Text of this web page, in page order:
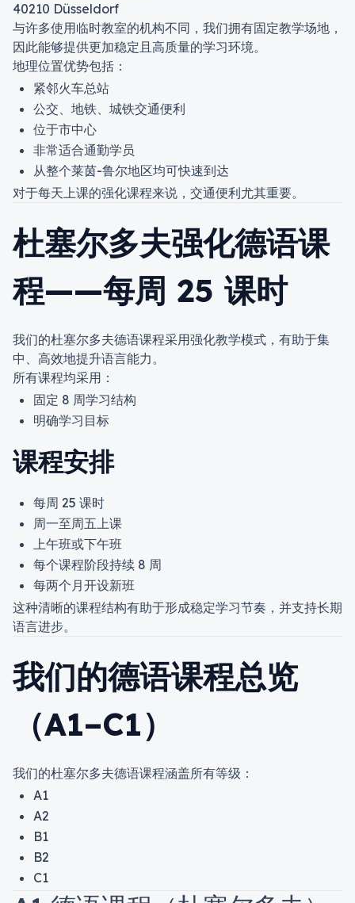
40210 Düsseldorf
与许多使用临时教室的机构不同，我们拥有固定教学场地，
因此能够提供更加稳定且高质量的学习环境。
地理位置优势包括：
紧邻火车总站
公交、地铁、城铁交通便利
位于市中心
非常适合通勤学员
从整个莱茵-鲁尔地区均可快速到达
对于每天上课的强化课程来说，交通便利尤其重要。
杜塞尔多夫强化德语课
程——每周 25 课时
我们的杜塞尔多夫德语课程采用强化教学模式，有助于集
中、高效地提升语言能力。
所有课程均采用：
固定 8 周学习结构
明确学习目标
课程安排
每周 25 课时
周一至周五上课
上午班或下午班
每个课程阶段持续 8 周
每两个月开设新班
这种清晰的课程结构有助于形成稳定学习节奏，并支持长期
语言进步。
我们的德语课程总览
（A1–C1）
我们的杜塞尔多夫德语课程涵盖所有等级：
A1
A2
B1
B2
C1